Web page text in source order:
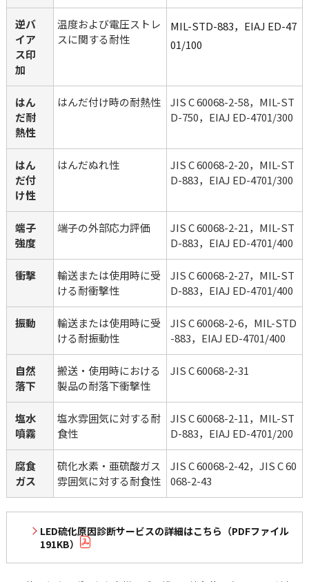
逆バ
イア
ス印
加
温度および電圧ストレ
スに関する耐性
MIL-STD-883，EIAJ ED-47
01/100
はん
だ耐
熱性
はんだ付け時の耐熱性
JIS C 60068-2-58，MIL-ST
D-750，EIAJ ED-4701/300
はん
だ付
け性
はんだぬれ性
JIS C 60068-2-20，MIL-ST
D-883，EIAJ ED-4701/300
端子
強度
端子の外部応力評価
JIS C 60068-2-21，MIL-ST
D-883，EIAJ ED-4701/400
衝撃
輸送または使用時に受
ける耐衝撃性
JIS C 60068-2-27，MIL-ST
D-883，EIAJ ED-4701/400
振動
輸送または使用時に受
ける耐振動性
JIS C 60068-2-6，MIL-STD
-883，EIAJ ED-4701/400
自然
落下
搬送・使用時における
製品の耐落下衝撃性
JIS C 60068-2-31
塩水
噴霧
塩水雰囲気に対する耐
食性
JIS C 60068-2-11，MIL-ST
D-883，EIAJ ED-4701/200
腐食
ガス
硫化水素・亜硫酸ガス
雰囲気に対する耐食性
JIS C 60068-2-42，JIS C 60
068-2-43
LED硫化原因診断サービスの詳細はこちら（PDFファイル
191KB）